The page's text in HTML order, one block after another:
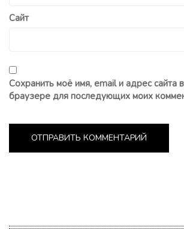
Сайт
Сохранить моё имя, email и адрес сайта
браузере для последующих моих